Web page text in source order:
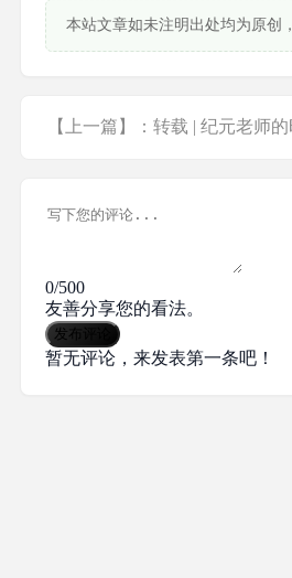
本站文章如未注明出处均为原创
【上一篇】：转载 | 纪元老师
0/500
友善分享您的看法。
发布评论
暂无评论，来发表第一条吧！